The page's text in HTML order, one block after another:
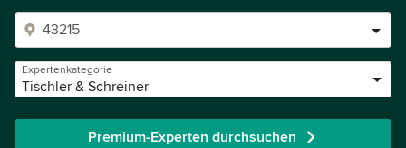
Expertenkategorie
Tischler & Schreiner
Premium-Experten durchsuchen